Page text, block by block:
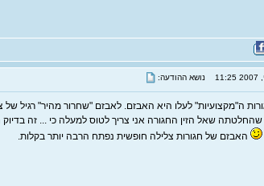
נושא ההודעה:
ה"מקצועיות" לעלו היא האבזם. לאבזם "שחרור מהיר" רגיל של
שאל הזין החגורה אני צריך לטוס למעלה כי ... זה
האבזם של חגורות צלילה חופשית נפתח הרבה יותר בקלות.